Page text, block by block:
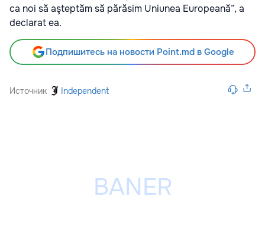
ca noi să aşteptăm să părăsim Uniunea Europeană”, a
declarat ea.
Подпишитесь на новости Point.md в Google
Источник Independent